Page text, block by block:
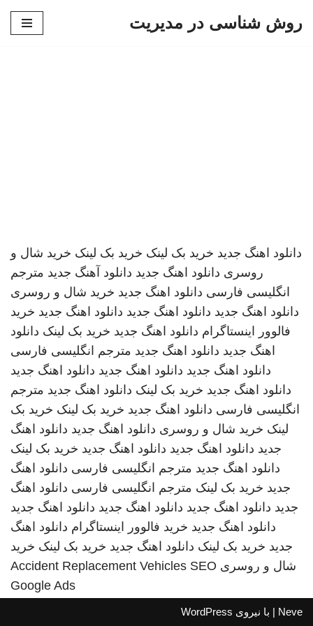
روش شناسی در مدیریت
دانلود اهنگ جدید خرید بک لینک خرید بک لینک خرید شال و
روسری دانلود اهنگ جدید دانلود آهنگ جدید مترجم
انگلیسی فارسی دانلود اهنگ جدید خرید شال و روسری
دانلود اهنگ جدید دانلود اهنگ جدید دانلود اهنگ جدید خرید
فالوور اینستاگرام دانلود اهنگ جدید خرید بک لینک دانلود
اهنگ جدید دانلود اهنگ جدید مترجم انگلیسی فارسی
دانلود اهنگ جدید دانلود اهنگ جدید دانلود اهنگ جدید
دانلود اهنگ جدید خرید بک لینک دانلود اهنگ جدید مترجم
انگلیسی فارسی دانلود اهنگ جدید خرید بک لینک خرید بک
لینک خرید شال و روسری دانلود اهنگ جدید دانلود اهنگ
جدید دانلود اهنگ جدید دانلود اهنگ جدید خرید بک لینک
دانلود اهنگ جدید مترجم انگلیسی فارسی دانلود اهنگ
جدید خرید بک لینک مترجم انگلیسی فارسی دانلود اهنگ
جدید دانلود اهنگ جدید دانلود اهنگ جدید دانلود اهنگ جدید
دانلود اهنگ جدید خرید فالوور اینستاگرام دانلود اهنگ
جدید خرید بک لینک دانلود اهنگ جدید خرید بک لینک خرید
شال و روسری
Accident Replacement Vehicles SEO
Google Ads
Neve | با نیروی WordPress